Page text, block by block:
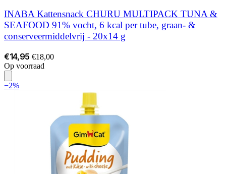
INABA Kattensnack CHURU MULTIPACK TUNA &
SEAFOOD 91% vocht, 6 kcal per tube, graan- &
conserveermiddelvrij - 20x14 g
€14,95 €18,00
Op voorraad
−2%